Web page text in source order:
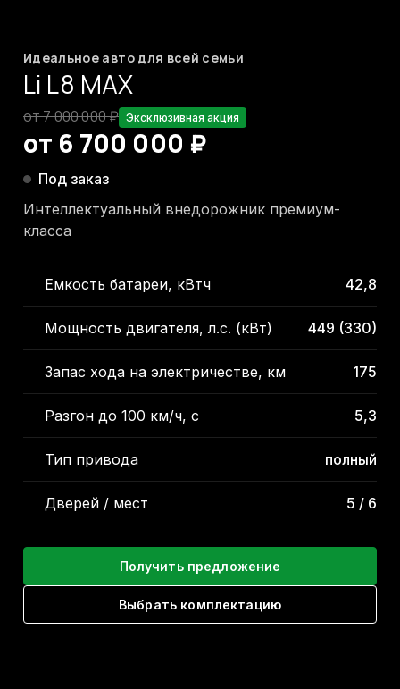
Идеальное авто для всей семьи
Li L8 MAX
от 6 700 000 ₽
от 7 000 000 ₽ Эксклюзивная акция
Под заказ
Интеллектуальный внедорожник премиум-
класса
Емкость батареи, кВтч 42,8
Мощность двигателя, л.с. (кВт) 449 (330)
Запас хода на электричестве, км 175
Разгон до 100 км/ч, с 5,3
Тип привода полный
Дверей / мест 5 / 6
Получить предложение
Выбрать комплектацию